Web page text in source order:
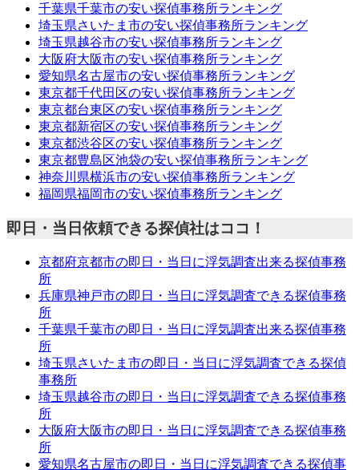
千葉県千葉市の安い探偵事務所ランキング
埼玉県さいたま市の安い探偵事務所ランキング
埼玉県越谷市の安い探偵事務所ランキング
大阪府大阪市の安い探偵事務所ランキング
愛知県名古屋市の安い探偵事務所ランキング
東京都千代田区の安い探偵事務所ランキング
東京都台東区の安い探偵事務所ランキング
東京都新宿区の安い探偵事務所ランキング
東京都渋谷区の安い探偵事務所ランキング
東京都豊島区池袋の安い探偵事務所ランキング
神奈川県横浜市の安い探偵事務所ランキング
福岡県福岡市の安い探偵事務所ランキング
即日・当日依頼できる探偵社はココ！
京都府京都市の即日・当日に浮気調査出来る探偵事務
所
兵庫県神戸市の即日・当日に浮気調査できる探偵事務
所
千葉県千葉市の即日・当日に浮気調査出来る探偵事務
所
埼玉県さいたま市の即日・当日に浮気調査できる探偵
事務所
埼玉県越谷市の即日・当日に浮気調査できる探偵事務
所
大阪府大阪市の即日・当日に浮気調査できる探偵事務
所
愛知県名古屋市の即日・当日に浮気調査できる探偵事